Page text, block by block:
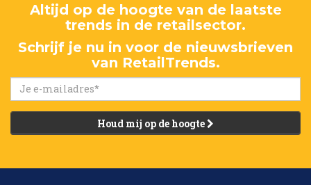
Altijd op de hoogte van de laatste
trends in de retailsector.
Schrijf je nu in voor de nieuwsbrieven
van RetailTrends.
Houd mij op de hoogte